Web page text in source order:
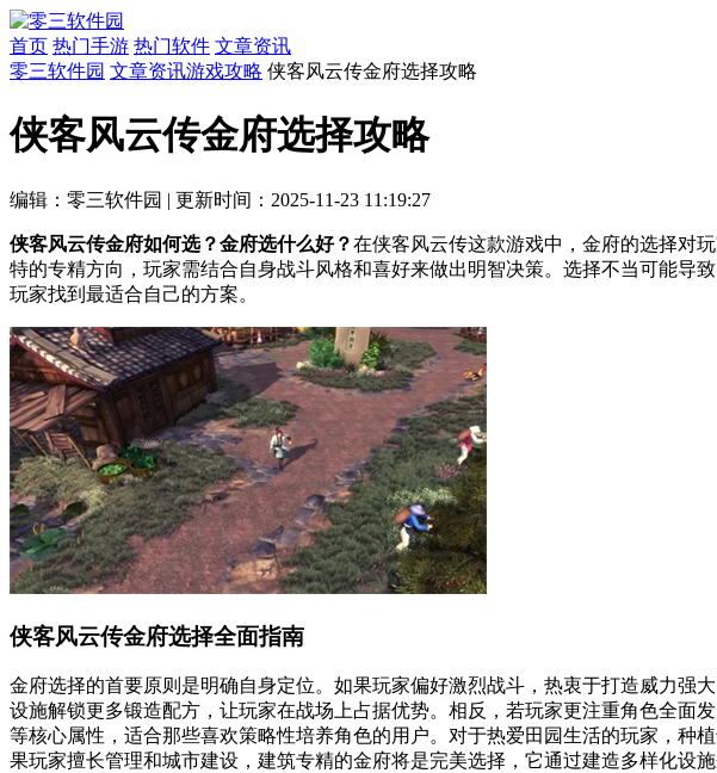
首页 热门手游 热门软件 文章资讯
零三软件园 文章资讯游戏攻略 侠客风云传金府选择攻略
侠客风云传金府选择攻略
编辑：零三软件园 | 更新时间：2025-11-23 11:19:27
侠客风云传金府如何选？金府选什么好？在侠客风云传这款游戏中，金府的选择对
特的专精方向，玩家需结合自身战斗风格和喜好来做出明智决策。选择不当可能导
玩家找到最适合自己的方案。
侠客风云传金府选择全面指南
金府选择的首要原则是明确自身定位。如果玩家偏好激烈战斗，热衷于打造威力强
设施解锁更多锻造配方，让玩家在战场上占据优势。相反，若玩家更注重角色全面
等核心属性，适合那些喜欢策略性培养角色的用户。对于热爱田园生活的玩家，种
果玩家擅长管理和城市建设，建筑专精的金府将是完美选择，它通过建造多样化设